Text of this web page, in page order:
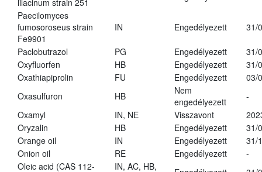
lilacinum strain 251
Paecilomyces
fumosoroseus strain
Fe9901
IN Engedélyezett 31/
Paclobutrazol PG Engedélyezett
31/
Oxyfluorfen
HB Engedélyezett
31/
Oxathiapiprolin
FU Engedélyezett
03/
Oxasulfuron
HB
Nem
engedélyezett
-
Oxamyl
IN, NE Visszavont
Oryzalin
HB Engedélyezett
31/
Orange oil
IN Engedélyezett
31/
Onion oil
RE Engedélyezett
-
Oleic acid (CAS 112-
IN, AC, HB,